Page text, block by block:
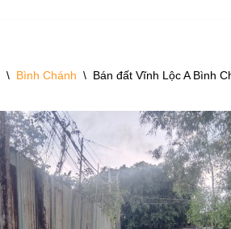
\ Bình Chánh \ Bán đất Vĩnh Lộc A Bình